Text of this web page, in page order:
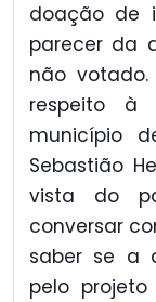
doação de
parecer da
não
respeito
município
Sebastião
vista do
conversar
saber se a
pelo